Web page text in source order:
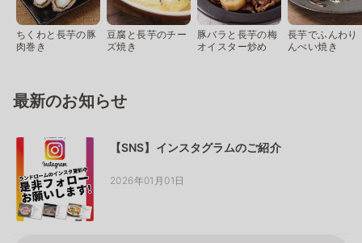
ちくわと長芋の豚
肉巻き
豆腐と長芋のチー
ズ焼き
豚バラと長芋の梅
オイスター炒め
長芋でふんわり
んぺい焼き
最新のお知らせ
【SNS】インスタグラムのご紹介
2026年01月01日